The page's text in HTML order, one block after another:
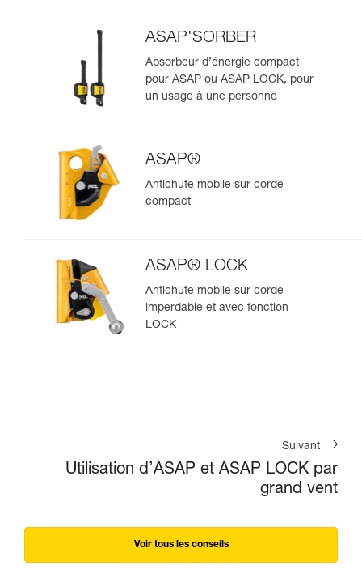
ASAP'SORBER
Absorbeur d’énergie compact
pour ASAP ou ASAP LOCK, pour
un usage à une personne
ASAP®
Antichute mobile sur corde
compact
ASAP® LOCK
Antichute mobile sur corde
imperdable et avec fonction
LOCK
Suivant
Utilisation d’ASAP et ASAP LOCK par
grand vent
Voir tous les conseils